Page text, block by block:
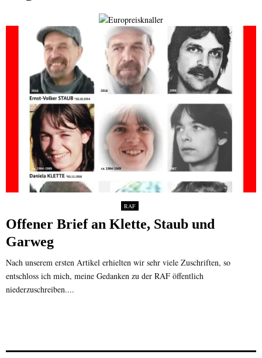
RAF
Offener Brief an Klette, Staub und
Garweg
Nach unserem ersten Artikel erhielten wir sehr viele Zuschriften, so
entschloss ich mich, meine Gedanken zu der RAF öffentlich
niederzuschreiben....